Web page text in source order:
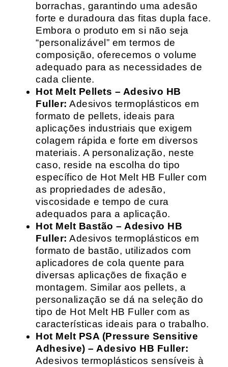
borrachas, garantindo uma adesão
forte e duradoura das fitas dupla face.
Embora o produto em si não seja
“personalizável” em termos de
composição, oferecemos o volume
adequado para as necessidades de
cada cliente.
Hot Melt Pellets – Adesivo HB
Fuller: Adesivos termoplásticos em
formato de pellets, ideais para
aplicações industriais que exigem
colagem rápida e forte em diversos
materiais. A personalização, neste
caso, reside na escolha do tipo
específico de Hot Melt HB Fuller com
as propriedades de adesão,
viscosidade e tempo de cura
adequados para a aplicação.
Hot Melt Bastão – Adesivo HB
Fuller: Adesivos termoplásticos em
formato de bastão, utilizados com
aplicadores de cola quente para
diversas aplicações de fixação e
montagem. Similar aos pellets, a
personalização se dá na seleção do
tipo de Hot Melt HB Fuller com as
características ideais para o trabalho.
Hot Melt PSA (Pressure Sensitive
Adhesive) – Adesivo HB Fuller:
Adesivos termoplásticos sensíveis à